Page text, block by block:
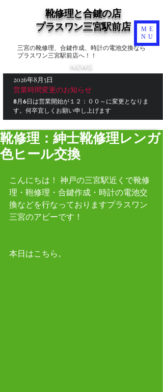
三宮の靴修理、合鍵作成、時計の電池交換なら
プラスワン三宮駅前店へ！！
NEWS
2026年8月5日
営業時間変更のお知らせ
8月6日は営業開始が１２：００～に変更となりま
す。何卒宜しくお願い申し上げます
靴修理と合鍵の店
​プラスワン三宮駅前店
ME
NU
靴修理：紳士靴修理レンガ
色ヒール交換
こんにちは！ 神戸の三宮駅近くで靴修
理・鞄修理・合鍵作成・時計の電池交
換などを行なっておりますプラスワン
三宮のアビーです！
本日はこちら。